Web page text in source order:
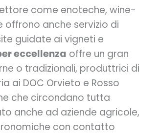
come enoteche, wine-
anche servizio di
guidate ai vigneti e
eccellenza offre un gran
o tradizionali, produttrici di
ai DOC Orvieto e Rosso
che circondano tutta
anche ad aziende agricole,
con contatto